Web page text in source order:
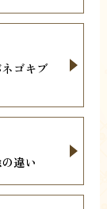
ゴキブ
違い